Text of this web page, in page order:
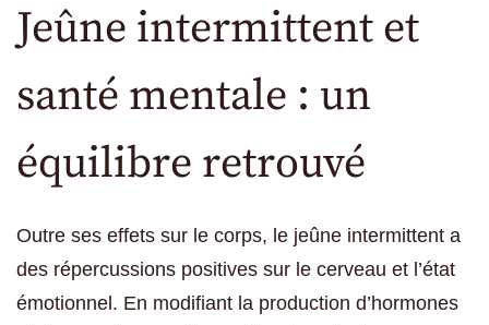
Jeûne intermittent et
santé mentale : un
équilibre retrouvé
Outre ses effets sur le corps, le jeûne intermittent a
des répercussions positives sur le cerveau et l’état
émotionnel. En modifiant la production d’hormones